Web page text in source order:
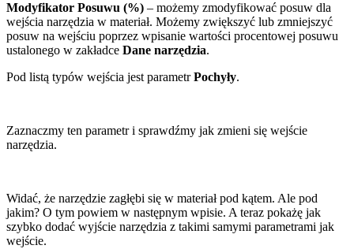
Modyfikator Posuwu (%) – możemy zmodyfikować posuw dla
wejścia narzędzia w materiał. Możemy zwiększyć lub zmniejszyć
posuw na wejściu poprzez wpisanie wartości procentowej posuwu
ustalonego w zakładce Dane narzędzia.
Pod listą typów wejścia jest parametrPochyły.
Zaznaczmy ten parametr i sprawdźmy jak zmieni się wejście
narzędzia.
Widać, że narzędzie zagłębi się w materiał pod kątem. Ale pod
jakim? O tym powiem w następnym wpisie. A teraz pokażę jak
szybko dodać wyjście narzędzia z takimi samymi parametrami jak
wejście.